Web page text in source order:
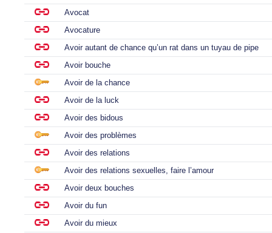
Avocat
Avocature
Avoir autant de chance qu’un rat dans un tuyau de pipe
Avoir bouche
Avoir de la chance
Avoir de la luck
Avoir des bidous
Avoir des problèmes
Avoir des relations
Avoir des relations sexuelles, faire l’amour
Avoir deux bouches
Avoir du fun
Avoir du mieux